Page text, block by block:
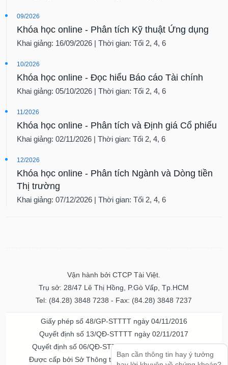
09/2026
Khóa học online - Phân tích Kỹ thuật Ứng dụng
Khai giảng: 16/09/2026 | Thời gian: Tối 2, 4, 6
10/2026
Khóa học online - Đọc hiểu Báo cáo Tài chính
Khai giảng: 05/10/2026 | Thời gian: Tối 2, 4, 6
11/2026
Khóa học online - Phân tích và Định giá Cổ phiếu
Khai giảng: 02/11/2026 | Thời gian: Tối 2, 4, 6
12/2026
Khóa học online - Phân tích Ngành và Dòng tiền
Thị trường
Khai giảng: 07/12/2026 | Thời gian: Tối 2, 4, 6
Vận hành bởi CTCP Tài Việt.
Trụ sở: 28/47 Lê Thị Hồng, P.Gò Vấp, Tp.HCM
Tel: (84.28) 3848 7238 - Fax: (84.28) 3848 7237
Giấy phép số 48/GP-STTTT ngày 04/11/2016
Quyết định số 13/QĐ-STTTT ngày 02/11/2017
Quyết định số 06/QĐ-STTTT-ICP ngày 20/07/2023
Được cấp bởi Sở Thông tin và Truyền thông TPHCM
Bạn cần thông tin hay ý tưởng